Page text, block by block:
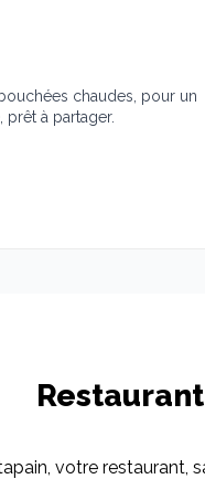
chaudes, pour un
à partager.
votre restaurant,